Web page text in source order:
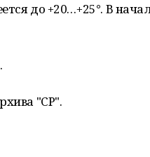
до +20…+25°. В
"СР".